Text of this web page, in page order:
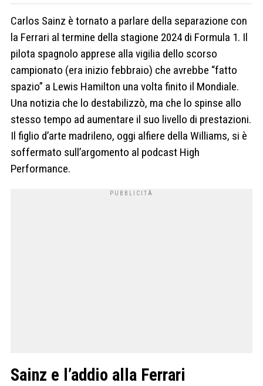
Carlos Sainz è tornato a parlare della separazione con
la Ferrari al termine della stagione 2024 di Formula 1. Il
pilota spagnolo apprese alla vigilia dello scorso
campionato (era inizio febbraio) che avrebbe “fatto
spazio” a Lewis Hamilton una volta finito il Mondiale.
Una notizia che lo destabilizzò, ma che lo spinse allo
stesso tempo ad aumentare il suo livello di prestazioni.
Il figlio d’arte madrileno, oggi alfiere della Williams, si è
soffermato sull’argomento al podcast High
Performance.
Sainz e l’addio alla Ferrari